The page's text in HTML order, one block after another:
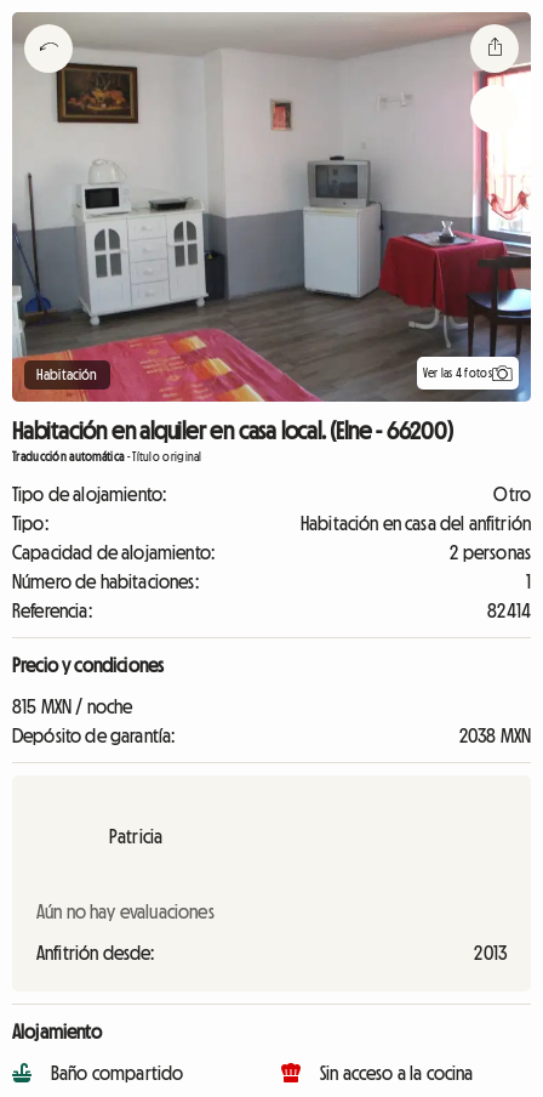
Habitación Ver las 4 fotos
Habitación en alquiler en casa local. (Elne - 66200)
Traducción automática-Título original
Tipo de alojamiento:
Otro
Tipo:
Habitación en casa del anfitrión
Capacidad de alojamiento:
2 personas
Número de habitaciones:
1
Referencia:
82414
Precio y condiciones
815 MXN / noche
Depósito de garantía:
2038 MXN
Patricia
Aún no hay evaluaciones
Anfitrión desde: 2013
Alojamiento
Baño compartido
Sin acceso a la cocina